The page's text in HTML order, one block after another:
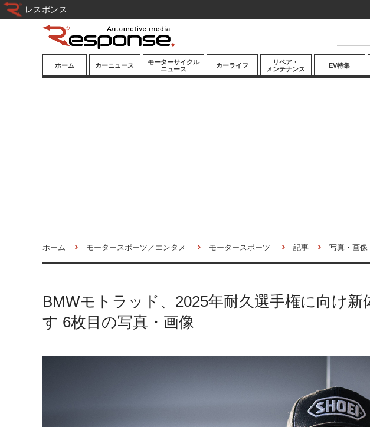
ホーム カーニュース
モーターサイクル
ニュース
カーライフ
リペア・
メンテナンス
EV特集
ホーム モータースポーツ／エンタメ モータースポーツ 記事 写真・画像
BMWモトラッド、2025年耐久選手権に向け
す 6枚目の写真・画像
レスポンス